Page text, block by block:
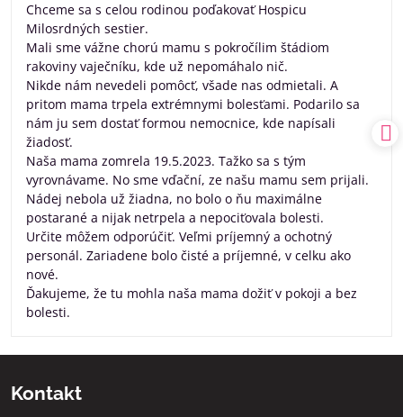
5
Chceme sa s celou rodinou poďakovať Hospicu
Milosrdných sestier.
Mali sme vážne chorú mamu s pokročílim štádiom
rakoviny vaječníku, kde už nepomáhalo nič.
Nikde nám nevedeli pomôcť, všade nas odmietali. A
pritom mama trpela extrémnymi bolesťami. Podarilo sa
nám ju sem dostať formou nemocnice, kde napísali
žiadosť.
Naša mama zomrela 19.5.2023. Tažko sa s tým
vyrovnávame. No sme vďační, ze našu mamu sem prijali.
Nádej nebola už žiadna, no bolo o ňu maximálne
postarané a nijak netrpela a nepociťovala bolesti.
Určite môžem odporúčiť. Veľmi príjemný a ochotný
personál. Zariadene bolo čisté a príjemné, v celku ako
nové.
Ďakujeme, že tu mohla naša mama dožiť v pokoji a bez
bolesti.
Kontakt